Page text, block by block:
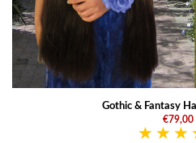
Gothic & Fantasy
€79,00